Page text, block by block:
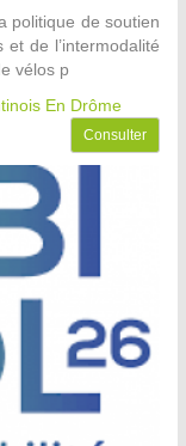
politique de soutien
de l’intermodalité
vélos p
En Drôme
Consulter